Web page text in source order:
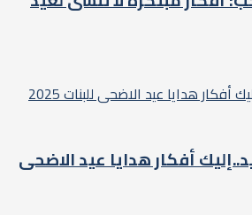
أفكار هدايا عيد الاضحى